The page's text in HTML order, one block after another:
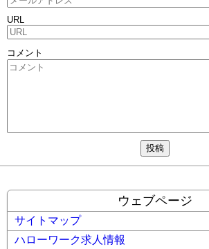
URL
コメント
ウェブページ
サイトマップ
ハローワーク求人情報